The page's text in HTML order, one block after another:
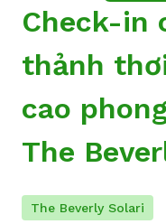
Check-in
thảnh
cao
The
The Beverly Solari